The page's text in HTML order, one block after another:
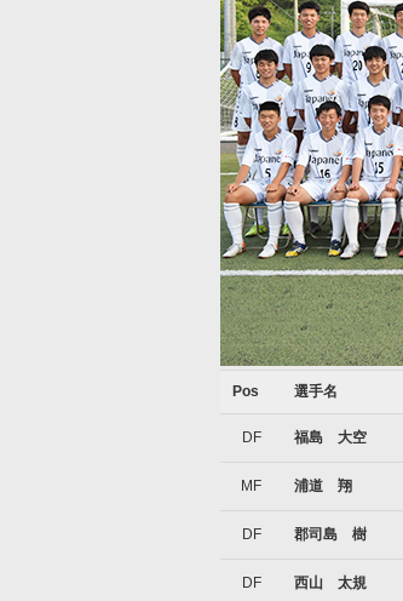
Pos 選手名
DF 福島 大空
MF 浦道 翔
DF 郡司島 樹
DF 西山 太規